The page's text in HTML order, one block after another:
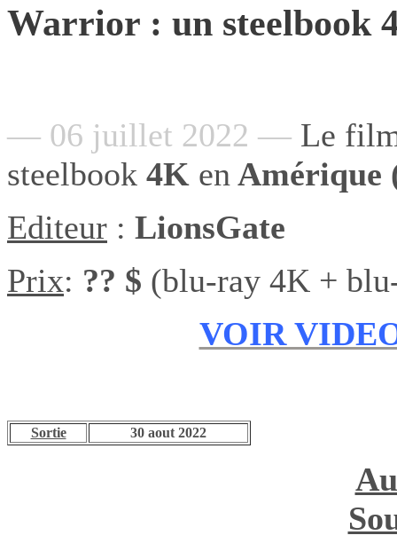
Warrior : un steelbook
— 06 juillet 2022 — Le
steelbook 4K en Amérique
Editeur : LionsGate
Prix: ?? $ (blu-ray 4K +
VOIR
Sortie 30 aout 2022